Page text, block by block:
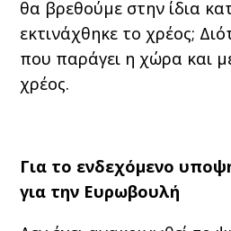
θα βρεθούμε στην ίδια
εκτινάχθηκε το χρέος;
που παράγει η χώρα και
χρέος.
Για το ενδεχόμενο
για την Ευρωβουλή